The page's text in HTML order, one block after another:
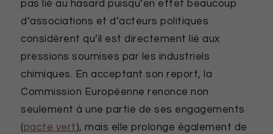
pas lié au hasard puisqu’en effet beaucoup
d’associations et d’acteurs politiques
considèrent qu’il est directement lié aux
pressions soumises par les industriels
chimiques. En acceptant son report, la
Commission Européenne renonce non
seulement à une partie de ses engagements
(pacte vert), mais elle prolonge également de